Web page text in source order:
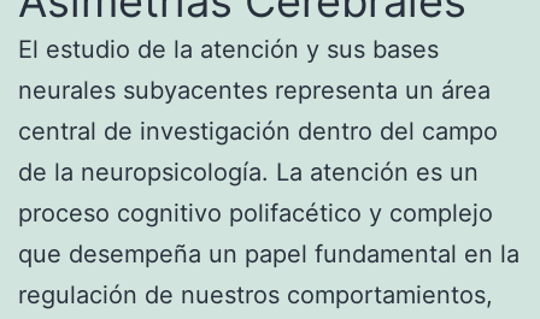
El estudio de la atención y sus bases
neurales subyacentes representa un área
central de investigación dentro del campo
de la neuropsicología. La atención es un
proceso cognitivo polifacético y complejo
que desempeña un papel fundamental en la
regulación de nuestros comportamientos,